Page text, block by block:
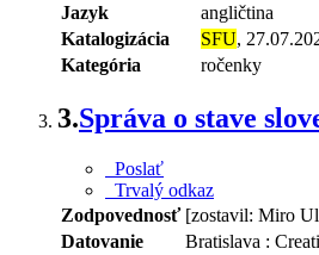
Jazyk
angličtina
Katalogizácia
SFU,
Kategória
ročenky
3.Správa o stave
Poslať
Trvalý odkaz
Zodpovednosť [zostavil: Miro
Datovanie
Bratislava :